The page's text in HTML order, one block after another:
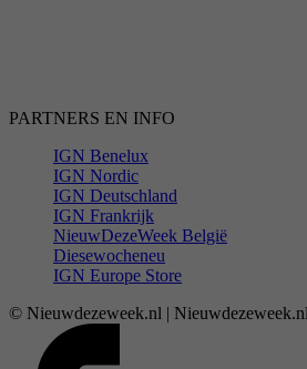
PARTNERS EN INFO
IGN Benelux
IGN Nordic
IGN Deutschland
IGN Frankrijk
NieuwDezeWeek België
Diesewocheneu
IGN Europe Store
© Nieuwdezeweek.nl |